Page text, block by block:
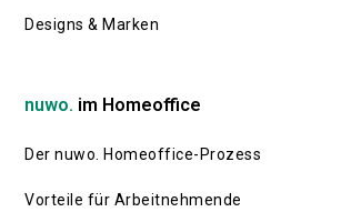
Designs & Marken
nuwo. im Homeoffice
Der nuwo. Homeoffice-Prozess
Vorteile für Arbeitnehmende